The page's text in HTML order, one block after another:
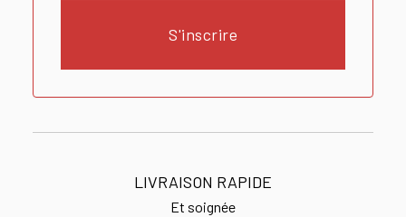
S'inscrire
LIVRAISON RAPIDE
Et soignée